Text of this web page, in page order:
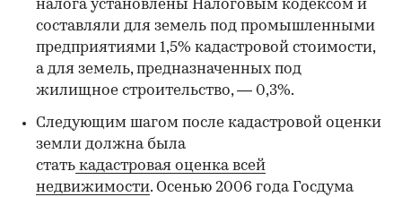
налога установлены Налоговым кодексом и
составляли для земель под промышленными
предприятиями 1,5% кадастровой стоимости,
а для земель, предназначенных под
жилищное строительство, — 0,3%.
Следующим шагом после кадастровой оценки
земли должна была
стать кадастровая оценка всей
недвижимости. Осенью 2006 года Госдума